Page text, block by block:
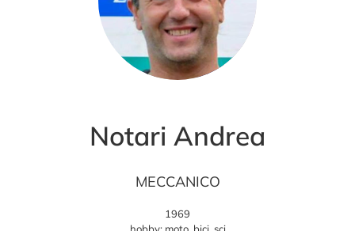
Notari Andrea
MECCANICO
1969